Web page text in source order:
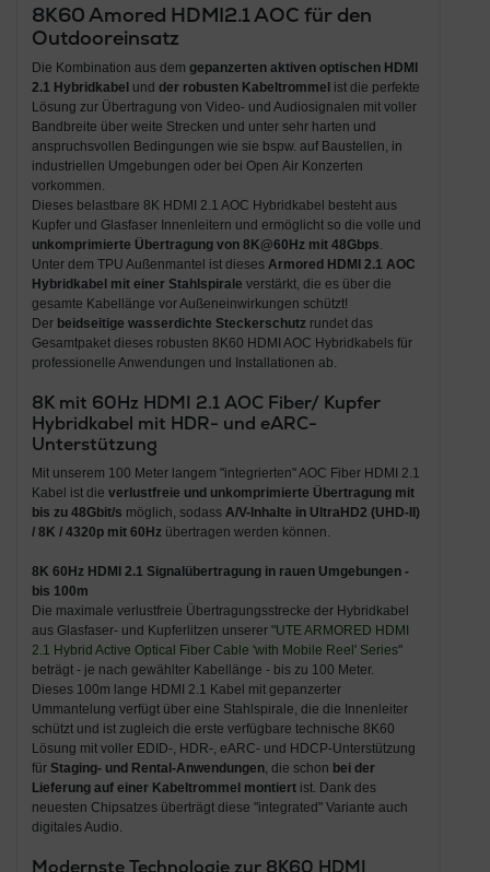
8K60 Amored HDMI2.1 AOC für den
Outdooreinsatz
Die Kombination aus dem gepanzerten aktiven optischen HDMI
2.1 Hybridkabel und der robusten Kabeltrommel ist die perfekte
Lösung zur Übertragung von Video- und Audiosignalen mit voller
Bandbreite über weite Strecken und unter sehr harten und
anspruchsvollen Bedingungen wie sie bspw. auf Baustellen, in
industriellen Umgebungen oder bei Open Air Konzerten
vorkommen.
Dieses belastbare 8K HDMI 2.1 AOC Hybridkabel besteht aus
Kupfer und Glasfaser Innenleitern und ermöglicht so die volle und
unkomprimierte Übertragung von 8K@60Hz mit 48Gbps.
Unter dem TPU Außenmantel ist dieses Armored HDMI 2.1 AOC
Hybridkabel mit einer Stahlspirale verstärkt, die es über die
gesamte Kabellänge vor Außeneinwirkungen schützt!
Der beidseitige wasserdichte Steckerschutzrundet das
Gesamtpaket dieses robusten 8K60 HDMI AOC Hybridkabels für
professionelle Anwendungen und Installationen ab.
8K mit 60Hz HDMI 2.1 AOC Fiber/ Kupfer
Hybridkabel mit HDR- und eARC-
Unterstützung
Mit unserem 100 Meter langem "integrierten" AOC Fiber HDMI 2.1
Kabel ist die verlustfreie und unkomprimierte Übertragung mit
bis zu 48Gbit/s möglich, sodass A/V-Inhalte in UltraHD2 (UHD-II)
/ 8K / 4320p mit 60Hzübertragen werden können.
8K 60Hz HDMI 2.1 Signalübertragung in rauen Umgebungen -
bis 100m
Die maximale verlustfreie Übertragungsstrecke der Hybridkabel
aus Glasfaser- und Kupferlitzen unserer "UTE ARMORED HDMI
2.1 Hybrid Active Optical Fiber Cable 'with Mobile Reel' Series"
beträgt - je nach gewählter Kabellänge - bis zu 100 Meter.
Dieses 100m lange HDMI 2.1 Kabel mit gepanzerter
Ummantelung verfügt über eine Stahlspirale, die die Innenleiter
schützt und ist zugleich die erste verfügbare technische 8K60
Lösung mit voller EDID-, HDR-, eARC- und HDCP-Unterstützung
für Staging- und Rental-Anwendungen, die schon bei der
Lieferung auf einer Kabeltrommel montiertist. Dank des
neuesten Chipsatzes überträgt diese "integrated" Variante auch
digitales Audio.
Modernste Technologie zur 8K60 HDMI